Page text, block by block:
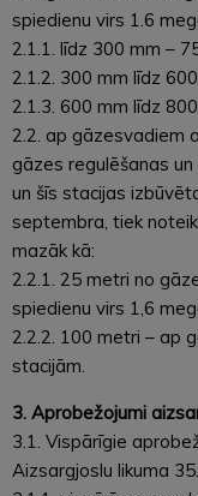
spiedienu virs 1.6
2.1.1. līdz 300 mm –
2.1.2. 300 mm līdz
2.1.3. 600 mm līdz
2.2. ap gāzesvadiem
gāzes regulēšanas
un šīs stacijas
septembra, tiek
mazāk kā:
2.2.1. 25 metri no
spiedienu virs 1,6
2.2.2. 100 metri – ap
stacijām.
3. Aprobežojumi
3.1. Vispārīgie
Aizsargjoslu likuma